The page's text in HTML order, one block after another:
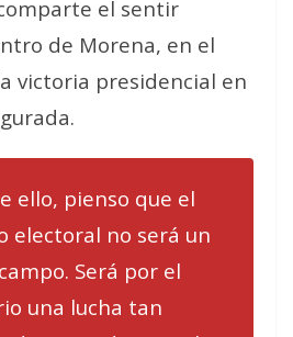
el sentir
de Morena, en el
victoria presidencial en
ello, pienso que el
electoral no será un
Será por el
una lucha tan